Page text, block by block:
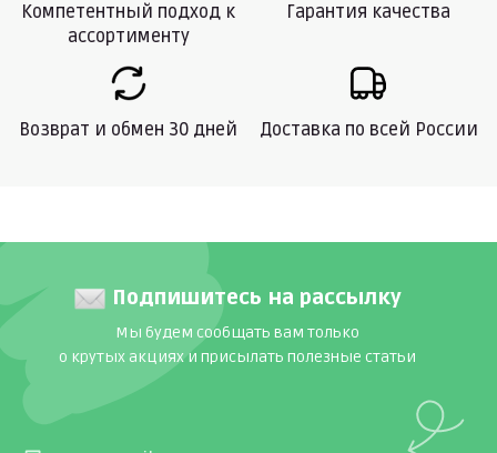
Компетентный подход к
ассортименту
Гарантия качества
Возврат и обмен 30 дней Доставка по всей России
Подпишитесь на рассылку
Мы будем сообщать вам только
о крутых акциях и присылать полезные статьи